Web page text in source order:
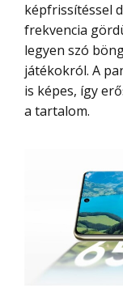
képfrissítéssel
frekvencia
legyen szó
játékokról. A
is képes, így
a tartalom.